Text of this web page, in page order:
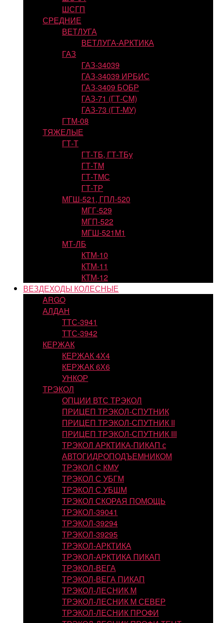
ШСГП
СРЕДНИЕ
ВЕТЛУГА
ВЕТЛУГА-АРКТИКА
ГАЗ
ГАЗ-34039
ГАЗ-34039 ИРБИС
ГАЗ-3409 БОБР
ГАЗ-71 (ГТ-СМ)
ГАЗ-73 (ГТ-МУ)
ГТМ-08
ТЯЖЕЛЫЕ
ГТ-Т
ГТ-ТБ, ГТ-ТБу
ГТ-ТМ
ГТ-ТМС
ГТ-ТР
МГШ-521, ГПЛ-520
МГГ-529
МГП-522
МГШ-521М1
МТ-ЛБ
КТМ-10
КТМ-11
КТМ-12
ВЕЗДЕХОДЫ КОЛЕСНЫЕ
ARGO
АЛДАН
ТТС-3941
ТТС-3942
КЕРЖАК
КЕРЖАК 4Х4
КЕРЖАК 6Х6
УНКОР
ТРЭКОЛ
ОПЦИИ ВТС ТРЭКОЛ
ПРИЦЕП ТРЭКОЛ-СПУТНИК
ПРИЦЕП ТРЭКОЛ-СПУТНИК II
ПРИЦЕП ТРЭКОЛ-СПУТНИК III
ТРЭКОЛ АРКТИКА-ПИКАП с
АВТОГИДРОПОДЪЕМНИКОМ
ТРЭКОЛ С КМУ
ТРЭКОЛ С УБГМ
ТРЭКОЛ С УБШМ
ТРЭКОЛ СКОРАЯ ПОМОЩЬ
ТРЭКОЛ-39041
ТРЭКОЛ-39294
ТРЭКОЛ-39295
ТРЭКОЛ-АРКТИКА
ТРЭКОЛ-АРКТИКА ПИКАП
ТРЭКОЛ-ВЕГА
ТРЭКОЛ-ВЕГА ПИКАП
ТРЭКОЛ-ЛЕСНИК М
ТРЭКОЛ-ЛЕСНИК М СЕВЕР
ТРЭКОЛ-ЛЕСНИК ПРОФИ